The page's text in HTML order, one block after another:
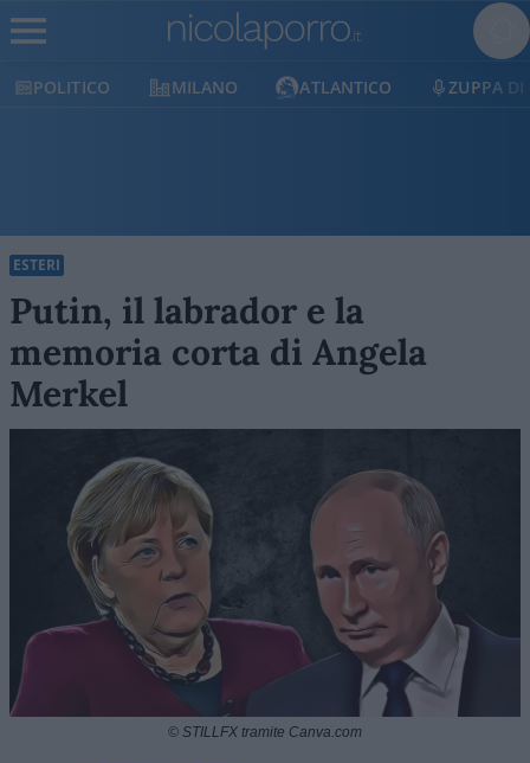
POLITICO MILANO ATLANTICO ZUPPA DI
ESTERI
Putin, il labrador e la
memoria corta di Angela
Merkel
© STILLFX tramite Canva.com